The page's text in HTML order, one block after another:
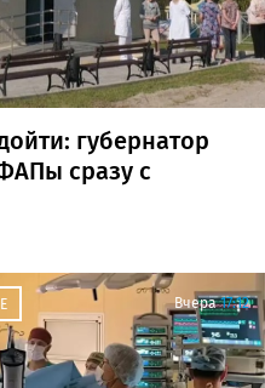
губернатор
сразу с
Вчера 17:12